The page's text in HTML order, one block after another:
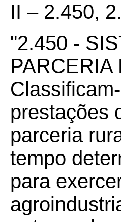
II – 2.450,
"2.450 -
PARCERIA
prestações
parceria
tempo
para